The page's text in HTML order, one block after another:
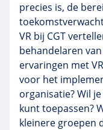
precies is, de
VR bij CGT
behandelaren
ervaringen met
voor het
organisatie? Wil
kunt toepassen?
kleinere groepen